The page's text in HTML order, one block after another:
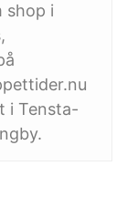
shop i
i Tensta-